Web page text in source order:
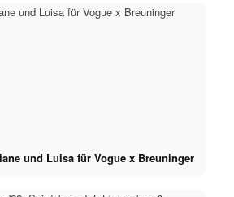
und Luisa für Vogue x Breuninger